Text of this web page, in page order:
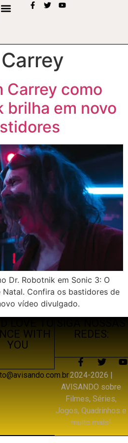
Carrey como
brilha em novo
Dr. Robotnik em Sonic 3: O
Natal. Confira os bastidores de
vídeo divulgado.
WITH
YOU
REDES:
2024-2026 |
AVISANDO sobre
Filmes, Séries,
Jogos, Quadrinhos e
muito mais!